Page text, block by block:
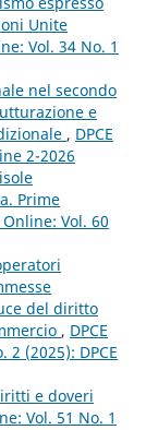
Unite
Vol. 34 No. 1
nel secondo
e
, DPCE
2-2026
Prime
Online: Vol. 60
del diritto
, DPCE
2 (2025): DPCE
e doveri
Vol. 51 No. 1